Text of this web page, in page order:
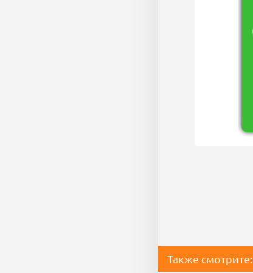
Также смотрите: